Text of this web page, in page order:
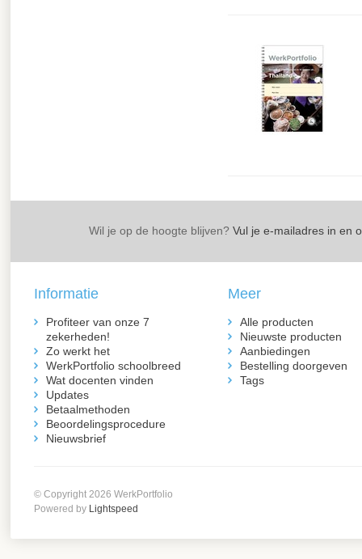
Wil je op de hoogte blijven? Vul je e-mailadres in en
Informatie
Profiteer van onze 7
zekerheden!
Zo werkt het
WerkPortfolio schoolbreed
Wat docenten vinden
Updates
Betaalmethoden
Beoordelingsprocedure
Nieuwsbrief
Meer
Alle producten
Nieuwste producten
Aanbiedingen
Bestelling doorgeven
Tags
© Copyright 2026 WerkPortfolio
Powered by Lightspeed